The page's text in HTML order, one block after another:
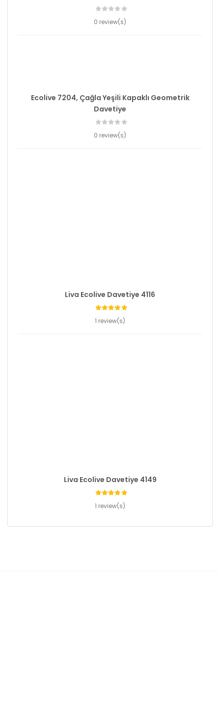
0 review(s)
Ecolive 7204, Çağla Yeşili Kapaklı Geometrik
Davetiye
0 review(s)
Liva Ecolive Davetiye 4116
1 review(s)
Liva Ecolive Davetiye 4149
1 review(s)